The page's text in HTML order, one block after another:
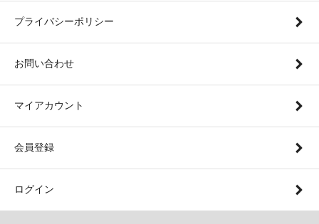
プライバシーポリシー
お問い合わせ
マイアカウント
会員登録
ログイン